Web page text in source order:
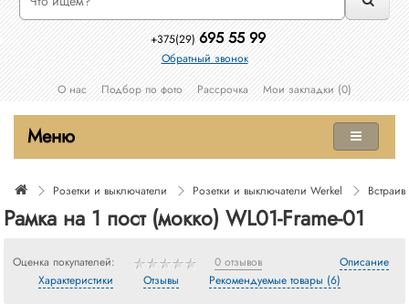
+375(29) 695 55 99
Обратный звонок
О нас
Подбор по фото Рассрочка Мои закладки (0)
Меню
Розетки и выключатели Розетки и выключатели Werkel
Рамка на 1 пост (мокко) WL01-Frame-01
Оценка покупателей: 0 отзывов
Описание
Характеристики
Отзывы Рекомендуемые товары (6)